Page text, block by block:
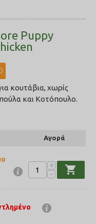
Puppy
κουτάβια, χωρίς
και Κοτόπουλο.
Αγορά
+
−
shopping_cart